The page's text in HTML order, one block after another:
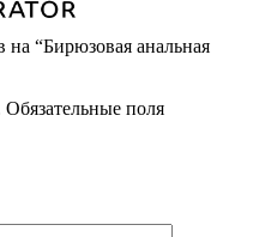
на “Бирюзовая анальная
Обязательные поля